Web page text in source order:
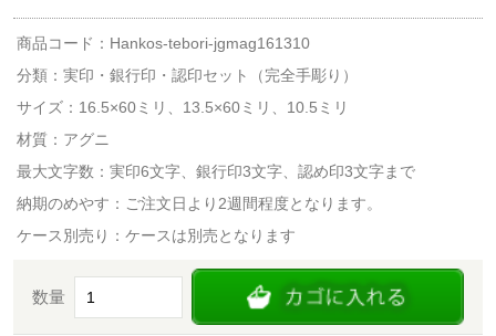
商品コード：Hankos-tebori-jgmag161310
分類： 実印・銀行印・認印セット（完全手彫り）
サイズ：16.5×60ミリ、13.5×60ミリ、10.5ミリ
材質：アグニ
最大文字数：実印6文字、銀行印3文字、認め印3文字まで
納期のめやす：ご注文日より2週間程度となります。
ケース別売り：ケースは別売となります
数量